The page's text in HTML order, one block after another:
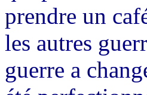
prendre un
les autres
guerre a